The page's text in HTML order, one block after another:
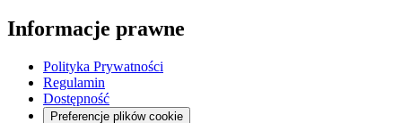
Informacje prawne
Polityka Prywatności
Regulamin
Dostępność
Preferencje plików cookie